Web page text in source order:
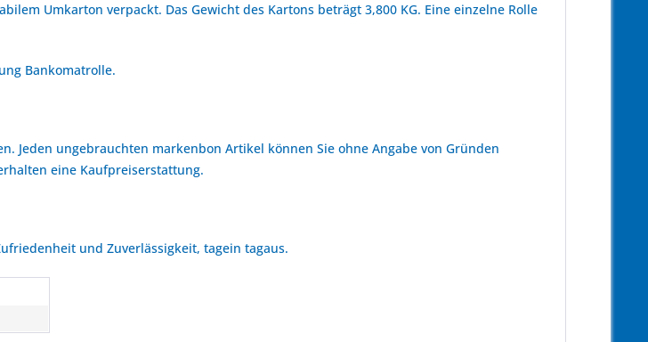
Umkarton verpackt. Das Gewicht des Kartons beträgt 3,800 KG. Eine einzelne Rolle
Bankomatrolle.
Jeden ungebrauchten markenbon Artikel können Sie ohne Angabe von Gründen
eine Kaufpreiserstattung.
und Zuverlässigkeit, tagein tagaus.